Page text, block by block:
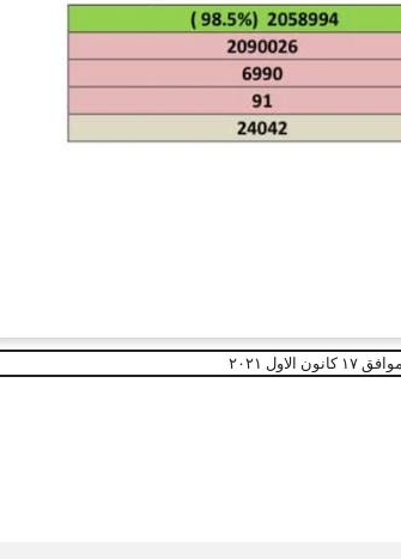
٢٠٢١